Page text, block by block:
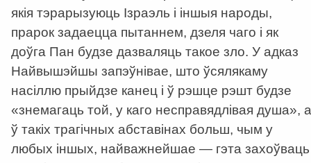
якія тэрарызуюць Ізраэль і іншыя народы,
прарок задаецца пытаннем, дзеля чаго і як
доўга Пан будзе дазваляць такое зло. У адказ
Найвышэйшы запэўнівае, што ўсялякаму
насіллю прыйдзе канец і ў рэшце рэшт будзе
«знемагаць той, у каго несправядлівая душа», а
ў такіх трагічных абставінах больш, чым у
любых іншых, найважнейшае — гэта захоўваць